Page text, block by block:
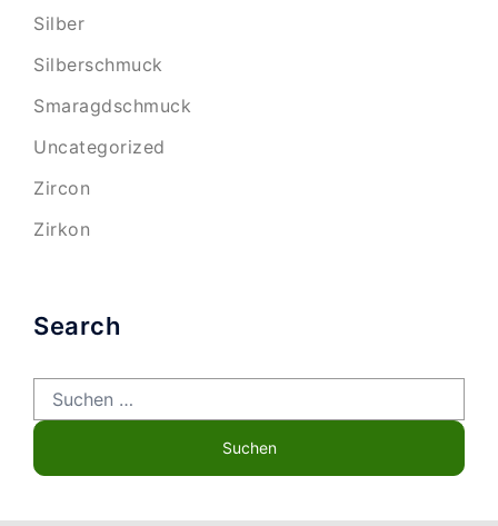
Silber
Silberschmuck
Smaragdschmuck
Uncategorized
Zircon
Zirkon
Search
Suchen
nach: